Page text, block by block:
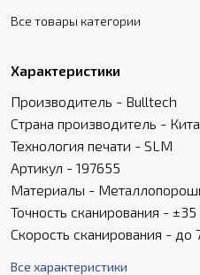
Все товары категории
Характеристики
Производитель - Bulltech
Страна производитель -
Технология печати - SLM
Артикул - 197655
Материалы -
Точность сканирования -
Скорость сканирования - до
Все характеристики